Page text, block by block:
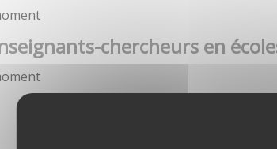
chercheurs en